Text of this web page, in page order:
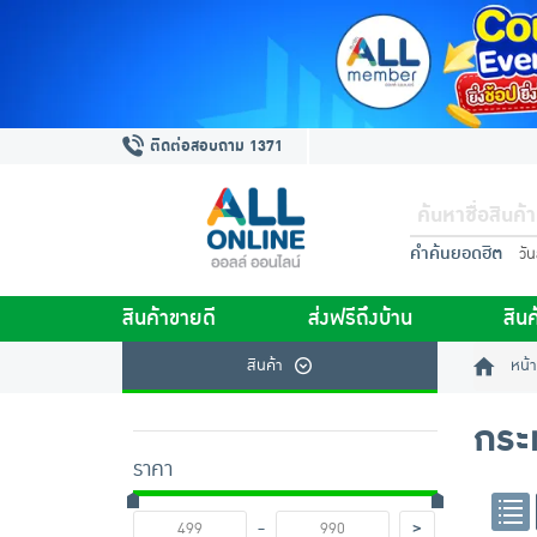
ติดต่อสอบถาม 1371
คำค้นยอดฮิต วั
สินค้าขายดี ส่งฟรีถึงบ้าน สิน
สินค้า หน้
ราคา
-
>
กร